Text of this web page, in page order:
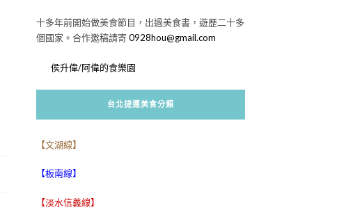
十多年前開始做美食節目，出過美食書，遊歷二十多
個國家。合作邀稿請寄0928hou@gmail.com
侯升偉/阿偉的食樂園
台北捷運美食分類
【文湖線】
【板南線】
【淡水信義線】